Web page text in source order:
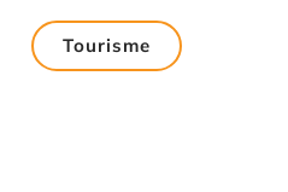
Tourisme